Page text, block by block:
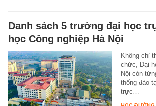
Danh sách 5 trường đại học
học Công nghiệp Hà Nội
Không chỉ
chức, Đại
Nội còn
thống đào
trực…